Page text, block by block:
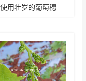
使用壮岁的葡萄穗